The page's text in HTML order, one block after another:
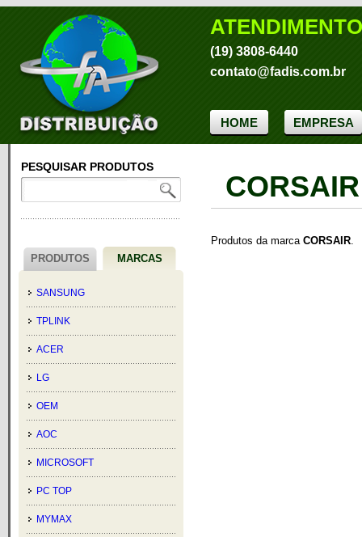
ATENDIMENTO
(19) 3808-6440
contato@fadis.com.br
HOME EMPRESA
PESQUISAR PRODUTOS
PRODUTOS MARCAS
SANSUNG
TPLINK
ACER
LG
OEM
AOC
MICROSOFT
PC TOP
MYMAX
CORSAIR
Produtos da marca CORSAIR.